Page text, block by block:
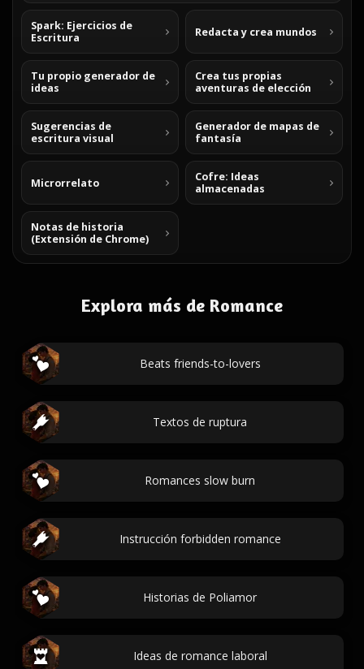
Spark: Ejercicios de
Escritura
Redacta y crea mundos
Tu propio generador de
ideas
Crea tus propias
aventuras de elección
Sugerencias de
escritura visual
Generador de mapas de
fantasía
Microrrelato
Cofre: Ideas
almacenadas
Notas de historia
(Extensión de Chrome)
Explora más de Romance
Beats friends-to-lovers
Textos de ruptura
Romances slow burn
Instrucción forbidden romance
Historias de Poliamor
Ideas de romance laboral